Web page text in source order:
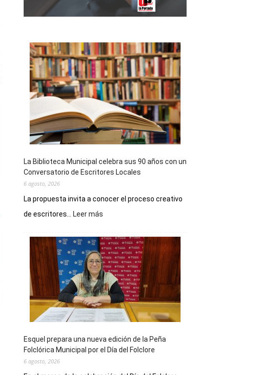
La Biblioteca Municipal celebra sus 90 años con un
Conversatorio de Escritores Locales
6 agosto, 2026
La propuesta invita a conocer el proceso creativo
de escritores...
Leer más
Municipal
celebra
sus
90
años
con
un
Conversatorio
Escritores
Locales
Esquel prepara una nueva edición de la Peña
Folclórica Municipal por el Día del Folclore
6 agosto, 2026